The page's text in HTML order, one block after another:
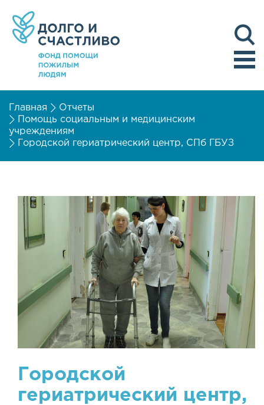
Главная
Отчеты
Помощь социальным и медицинским
учреждениям
Городской гериатрический центр, СПб ГБУЗ
Городской
гериатрический центр,